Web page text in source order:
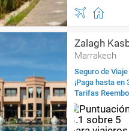
Zalagh
Marrakech
Seguro de
¡Paga hasta
Tarifas